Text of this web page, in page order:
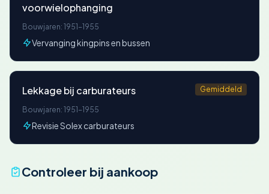
voorwielophanging
Bouwjaren: 1951-1955
Vervanging kingpins en bussen
Lekkage bij carburateurs Gemiddeld
Bouwjaren: 1951-1955
Revisie Solex carburateurs
Controleer bij aankoop